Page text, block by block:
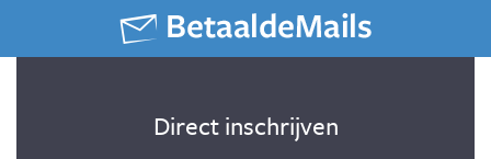
Direct inschrijven